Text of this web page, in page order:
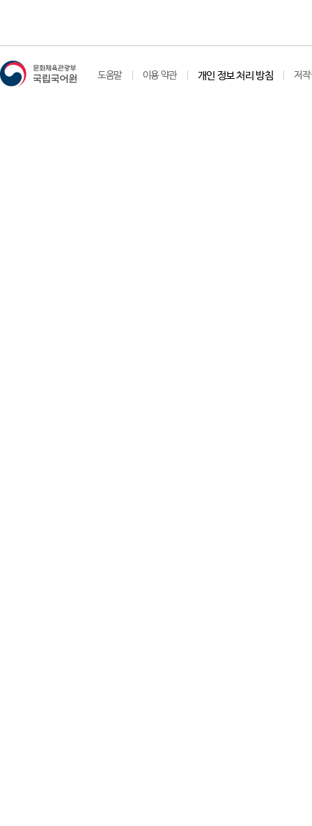
도움말 이용 약관 개인 정보 처리 방침 저